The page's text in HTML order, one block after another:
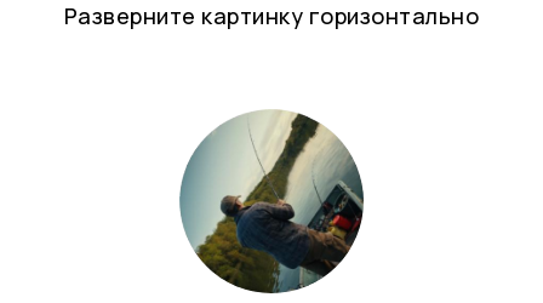
Разверните картинку горизонтально